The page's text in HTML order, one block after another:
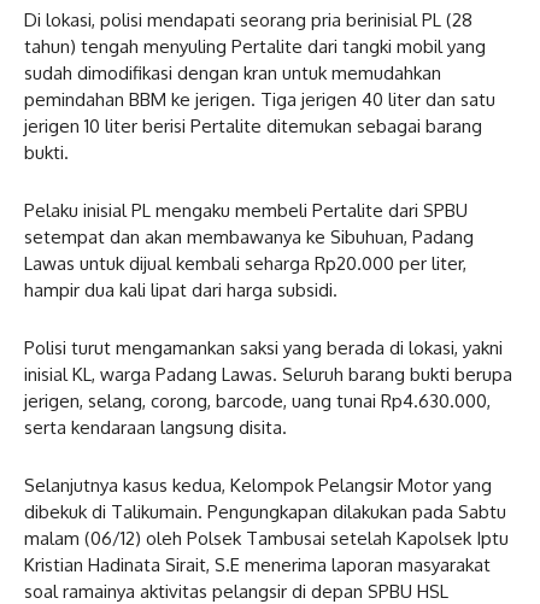
Di lokasi, polisi mendapati seorang pria berinisial PL (28
tahun) tengah menyuling Pertalite dari tangki mobil yang
sudah dimodifikasi dengan kran untuk memudahkan
pemindahan BBM ke jerigen. Tiga jerigen 40 liter dan satu
jerigen 10 liter berisi Pertalite ditemukan sebagai barang
bukti.
Pelaku inisial PL mengaku membeli Pertalite dari SPBU
setempat dan akan membawanya ke Sibuhuan, Padang
Lawas untuk dijual kembali seharga Rp20.000 per liter,
hampir dua kali lipat dari harga subsidi.
Polisi turut mengamankan saksi yang berada di lokasi, yakni
inisial KL, warga Padang Lawas. Seluruh barang bukti berupa
jerigen, selang, corong, barcode, uang tunai Rp4.630.000,
serta kendaraan langsung disita.
Selanjutnya kasus kedua, Kelompok Pelangsir Motor yang
dibekuk di Talikumain. Pengungkapan dilakukan pada Sabtu
malam (06/12) oleh Polsek Tambusai setelah Kapolsek Iptu
Kristian Hadinata Sirait, S.E menerima laporan masyarakat
soal ramainya aktivitas pelangsir di depan SPBU HSL